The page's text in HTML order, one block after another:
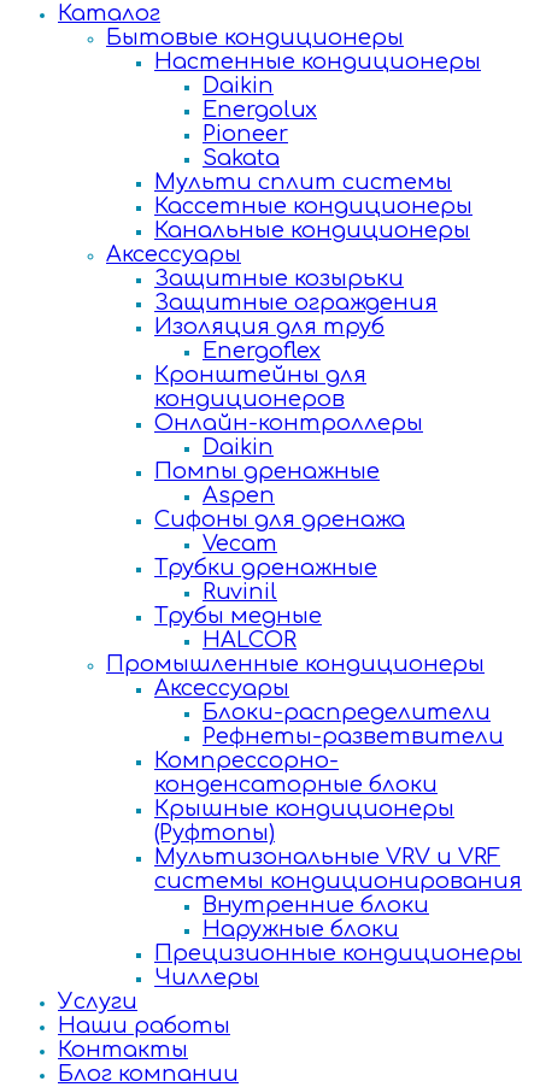
Каталог
Бытовые кондиционеры
Настенные кондиционеры
Daikin
Energolux
Pioneer
Sakata
Мульти сплит системы
Кассетные кондиционеры
Канальные кондиционеры
Аксессуары
Защитные козырьки
Защитные ограждения
Изоляция для труб
Energoflex
Кронштейны для
кондиционеров
Онлайн-контроллеры
Daikin
Помпы дренажные
Aspen
Сифоны для дренажа
Vecam
Трубки дренажные
Ruvinil
Трубы медные
HALCOR
Промышленные кондиционеры
Аксессуары
Блоки-распределители
Рефнеты-разветвители
Компрессорно-
конденсаторные блоки
Крышные кондиционеры
(Руфтопы)
Мультизональные VRV и VRF
системы кондиционирования
Внутренние блоки
Наружные блоки
Прецизионные кондиционеры
Чиллеры
Услуги
Наши работы
Контакты
Блог компании